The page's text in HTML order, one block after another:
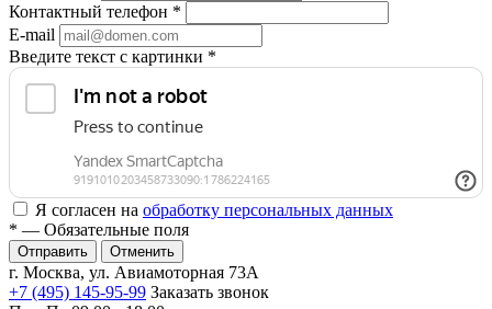
Контактный телефон *
E-mail
Введите текст с картинки *
Я согласен на обработку персональных данных
* — Обязательные поля
Отменить
г. Москва, ул. Авиамоторная 73А
+7 (495) 145-95-99 Заказать звонок